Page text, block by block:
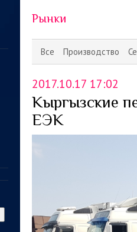
Все Производство
Рынки
2017.10.17 17:02
Кыргызские
ЕЭК